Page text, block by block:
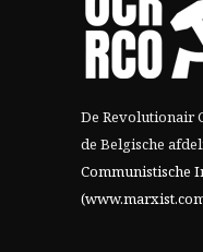
De Revolutionair
de Belgische
Communistische